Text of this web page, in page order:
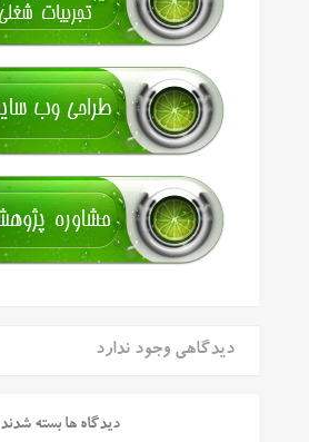
دیدگاهی وجود ندارد
دیدگاه ها بسته شدند